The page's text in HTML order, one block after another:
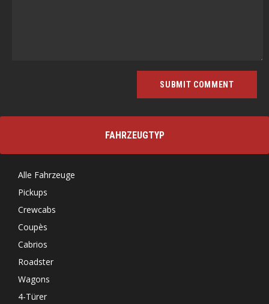
FAHRZEUGTYP
Alle Fahrzeuge
Pickups
Crewcabs
Coupès
Cabrios
Roadster
Wagons
4-Türer